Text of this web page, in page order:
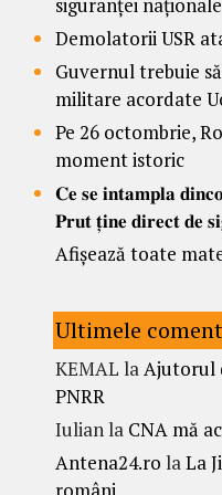
siguranței naționale
Demolatorii USR
Guvernul trebuie
militare acordate
Pe 26 octombrie,
moment istoric
𝐂𝐞 𝐬𝐞 𝐢𝐧𝐭𝐚𝐦𝐩𝐥𝐚
𝐏𝐫𝐮𝐭 𝐭̦𝐢𝐧𝐞 𝐝𝐢𝐫𝐞𝐜𝐭 𝐝𝐞
Afișează toate
Ultimele
KEMAL laAjutorul
PNRR
Iulianla CNA mă
Antena24.ro laLa